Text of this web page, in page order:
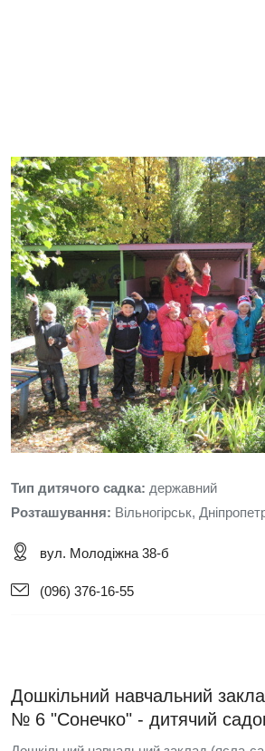
Тип дитячого садка: державний
Розташування: Вільногірськ,
вул. Молодіжна 38-б
(096) 376-16-55
Дошкільний навчальний
№ 6 "Сонечко" - дитячий